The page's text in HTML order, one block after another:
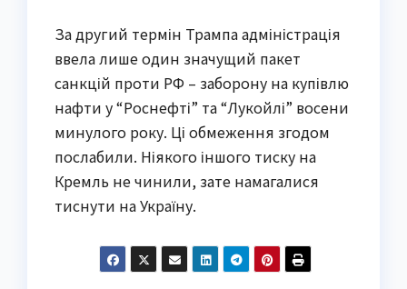
За другий термін Трампа адміністрація
ввела лише один значущий пакет
санкцій проти РФ – заборону на купівлю
нафти у “Роснефті” та “Лукойлі” восени
минулого року. Ці обмеження згодом
послабили. Ніякого іншого тиску на
Кремль не чинили, зате намагалися
тиснути на Україну.